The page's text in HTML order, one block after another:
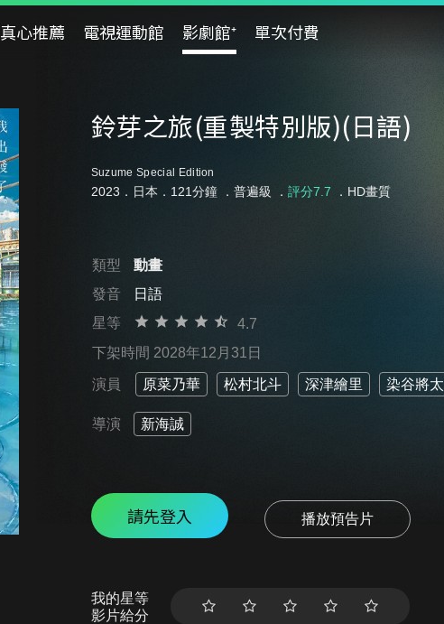
真心推薦 電視運動館 影劇館⁺ 單次付費
鈴芽之旅(重製特別版)(日語)
Suzume Special Edition
2023．日本．121分鐘 ． 普遍級 ． 評分7.7 ．HD畫質
類型
動畫
發音
日語
星等
4.7
下架時間 2028年12月31日
演員 原菜乃華 松村北斗 深津繪里 染谷將太
導演 新海誠
請先登入 播放預告片
我的星等
影片給分